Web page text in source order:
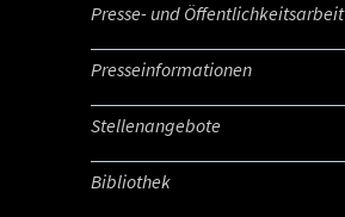
Presse- und Öffentlichkeitsarbeit
Presseinformationen
Stellenangebote
Bibliothek